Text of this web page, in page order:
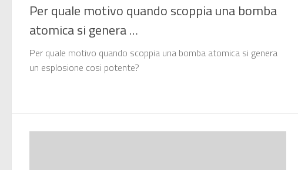
Per quale motivo quando scoppia una bomba
atomica si genera …
Per quale motivo quando scoppia una bomba atomica si genera
un esplosione cosi potente?